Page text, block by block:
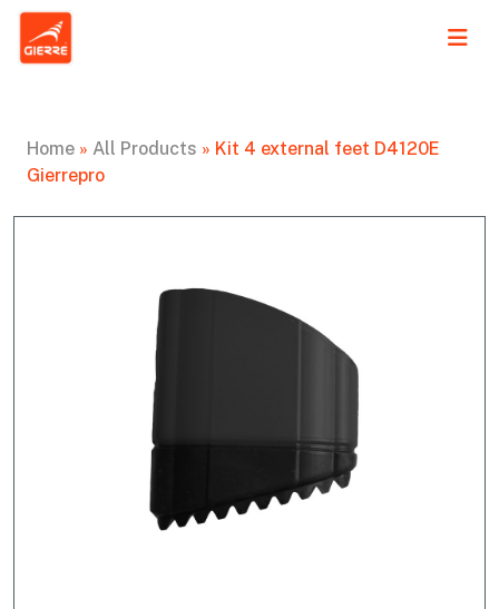
Home » All Products » Kit 4 external feet D4120E
Gierrepro